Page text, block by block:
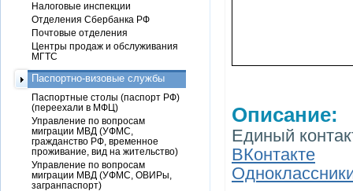
Описание:
Единый
ВКонтакте
Налоговые инспекции
Отделения Сбербанка РФ
Почтовые отделения
Центры продаж и обслуживания
МГТС
Паспортно-визовые службы
Паспортные столы (паспорт РФ)
(переехали в МФЦ)
Управление по вопросам
миграции МВД (УФМС,
гражданство РФ, временное
проживание, вид на жительство)
Управление по вопросам
миграции МВД (УФМС, ОВИРы,
загранпаспорт)